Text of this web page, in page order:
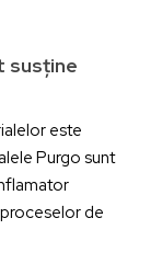
susține
este
Purgo sunt
de